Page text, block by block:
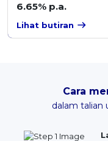
6.65% p.a.
Lihat butiran
Cara
dalam talian